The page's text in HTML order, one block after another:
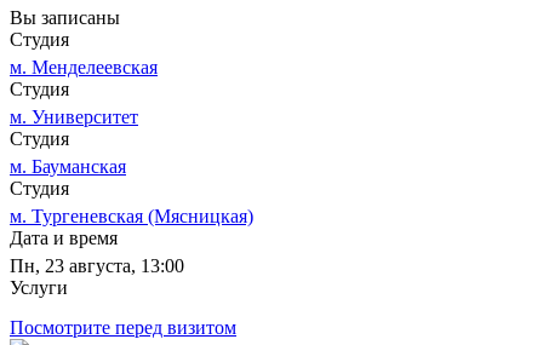
Вы записаны
Студия
м. Менделеевская
Студия
м. Университет
Студия
м. Бауманская
Студия
м. Тургеневская (Мясницкая)
Дата и время
Пн, 23 августа, 13:00
Услуги
Посмотрите перед визитом